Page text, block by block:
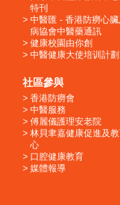
特刊
中醫匯 - 香港防癆心
病協會中醫藥通訊
健康校園由你創
中醫健康大使培训計劃
社區參與
香港防癆會
中醫服務
傅麗儀護理安老院
林貝聿嘉健康促進及
心
口腔健康教育
媒體報導